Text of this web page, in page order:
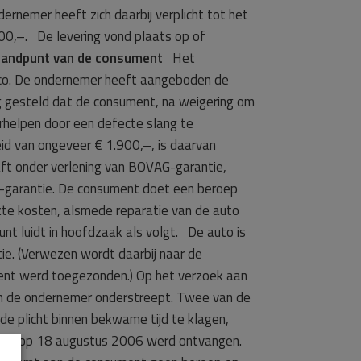
heeft zich daarbij verplicht tot het
De levering vond plaats op of
van de consument Het
De ondernemer heeft aangeboden de
dat de consument, na weigering om
door een defecte slang te
van ongeveer € 1.900,–, is daarvan
onder verlening van BOVAG-garantie,
De consument doet een beroep
kosten, alsmede reparatie van de auto
luidt in hoofdzaak als volgt. De auto is
(Verwezen wordt daarbij naar de
werd toegezonden.) Op het verzoek aan
ondernemer onderstreept. Twee van de
plicht binnen bekwame tijd te klagen,
op 18 augustus 2006 werd ontvangen.